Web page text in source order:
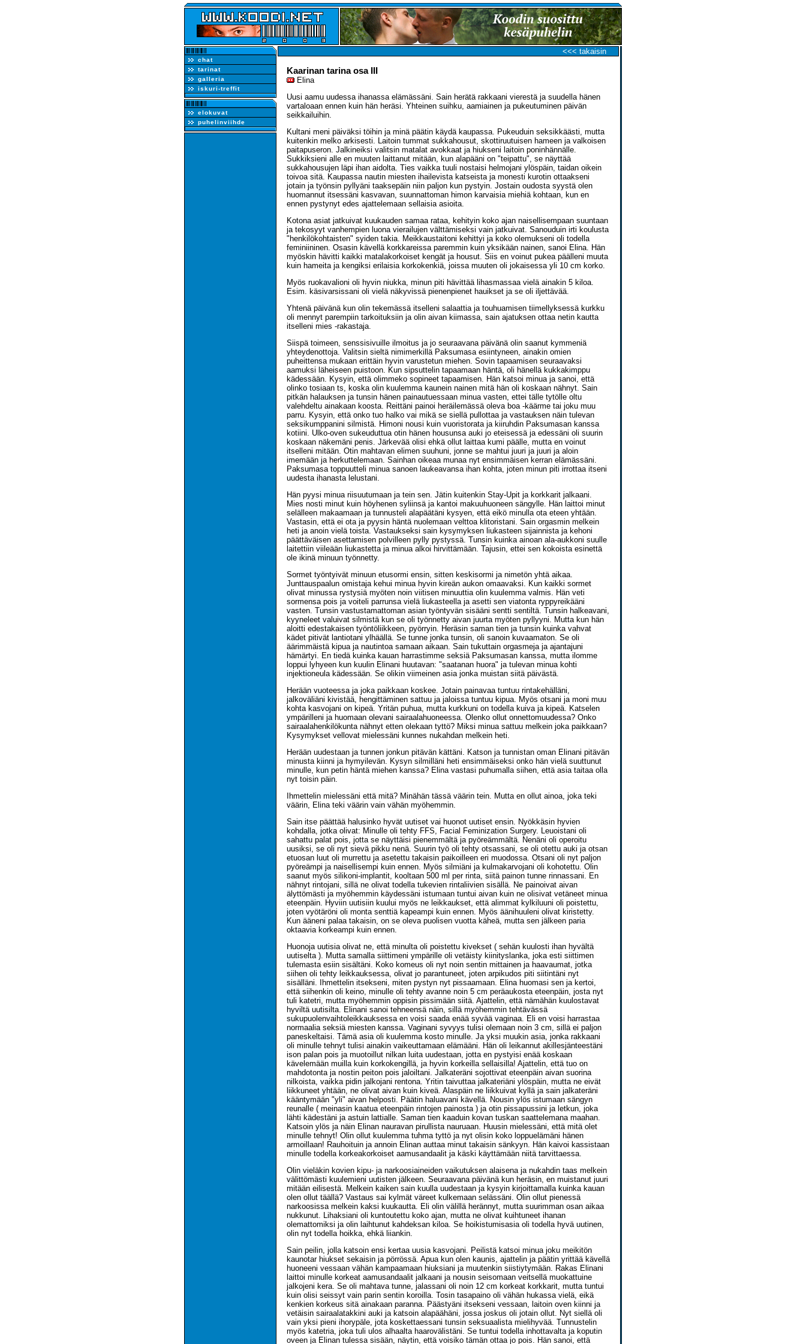
chat
tarinat
galleria
iskuri-treffit
elokuvat
puhelinviihde
<<< takaisin
Kaarinan tarina osa III
Elina
Uusi aamu uudessa ihanassa elämässäni. Sain herätä rakkaani vierestä ja suudella hänen
vartaloaan ennen kuin hän heräsi. Yhteinen suihku, aamiainen ja pukeutuminen päivän
seikkailuihin.
Kultani meni päiväksi töihin ja minä päätin käydä kaupassa. Pukeuduin seksikkäästi, mutta
kuitenkin melko arkisesti. Laitoin tummat sukkahousut, skottiruutuisen hameen ja valkoisen
paitapuseron. Jalkineiksi valitsin matalat avokkaat ja hiukseni laitoin poninhännälle.
Sukkiksieni alle en muuten laittanut mitään, kun alapääni on "teipattu", se näyttää
sukkahousujen läpi ihan aidolta. Ties vaikka tuuli nostaisi helmojani ylöspäin, taidan oikein
toivoa sitä. Kaupassa nautin miesten ihailevista katseista ja monesti kurotin ottaakseni
jotain ja työnsin pyllyäni taaksepäin niin paljon kun pystyin. Jostain oudosta syystä olen
huomannut itsessäni kasvavan, suunnattoman himon karvaisia miehiä kohtaan, kun en
ennen pystynyt edes ajattelemaan sellaisia asioita.
Kotona asiat jatkuivat kuukauden samaa rataa, kehityin koko ajan naisellisempaan suuntaan
ja tekosyyt vanhempien luona vierailujen välttämiseksi vain jatkuivat. Sanouduin irti koulusta
"henkilökohtaisten" syiden takia. Meikkaustaitoni kehittyi ja koko olemukseni oli todella
feminiininen. Osasin kävellä korkkareissa paremmin kuin yksikään nainen, sanoi Elina. Hän
myöskin hävitti kaikki matalakorkoiset kengät ja housut. Siis en voinut pukea päälleni muuta
kuin hameita ja kengiksi erilaisia korkokenkiä, joissa muuten oli jokaisessa yli 10 cm korko.
Myös ruokavalioni oli hyvin niukka, minun piti hävittää lihasmassaa vielä ainakin 5 kiloa.
Esim. käsivarsissani oli vielä näkyvissä pienenpienet hauikset ja se oli iljettävää.
Yhtenä päivänä kun olin tekemässä itselleni salaattia ja touhuamisen tiimellyksessä kurkku
oli mennyt parempiin tarkoituksiin ja olin aivan kiimassa, sain ajatuksen ottaa netin kautta
itselleni mies -rakastaja.
Siispä toimeen, senssisivuille ilmoitus ja jo seuraavana päivänä olin saanut kymmeniä
yhteydenottoja. Valitsin sieltä nimimerkillä Paksumasa esiintyneen, ainakin omien
puheittensa mukaan erittäin hyvin varustetun miehen. Sovin tapaamisen seuraavaksi
aamuksi läheiseen puistoon. Kun sipsuttelin tapaamaan häntä, oli hänellä kukkakimppu
kädessään. Kysyin, että olimmeko sopineet tapaamisen. Hän katsoi minua ja sanoi, että
olinko tosiaan ts, koska olin kuulemma kaunein nainen mitä hän oli koskaan nähnyt. Sain
pitkän halauksen ja tunsin hänen painautuessaan minua vasten, ettei tälle tytölle oltu
valehdeltu ainakaan koosta. Reittäni painoi heräilemässä oleva boa -käärme tai joku muu
parru. Kysyin, että onko tuo halko vai mikä se siellä pullottaa ja vastauksen näin tulevan
seksikumppanini silmistä. Himoni nousi kuin vuoristorata ja kiiruhdin Paksumasan kanssa
kotiini. Ulko-oven sukeuduttua otin hänen housunsa auki jo eteisessä ja edessäni oli suurin
koskaan näkemäni penis. Järkevää olisi ehkä ollut laittaa kumi päälle, mutta en voinut
itselleni mitään. Otin mahtavan elimen suuhuni, jonne se mahtui juuri ja juuri ja aloin
imemään ja herkuttelemaan. Sainhan oikeaa munaa nyt ensimmäisen kerran elämässäni.
Paksumasa toppuutteli minua sanoen laukeavansa ihan kohta, joten minun piti irrottaa itseni
uudesta ihanasta lelustani.
Hän pyysi minua riisuutumaan ja tein sen. Jätin kuitenkin Stay-Upit ja korkkarit jalkaani.
Mies nosti minut kuin höyhenen syliinsä ja kantoi makuuhuoneen sängylle. Hän laittoi minut
selälleen makaamaan ja tunnusteli alapäätäni kysyen, että eikö minulla ota eteen yhtään.
Vastasin, että ei ota ja pyysin häntä nuolemaan velttoa klitoristani. Sain orgasmin melkein
heti ja anoin vielä toista. Vastaukseksi sain kysymyksen liukasteen sijainnista ja kehoni
päättäväisen asettamisen polvilleen pylly pystyssä. Tunsin kuinka ainoan ala-aukkoni suulle
laitettiin viileään liukastetta ja minua alkoi hirvittämään. Tajusin, ettei sen kokoista esinettä
ole ikinä minuun työnnetty.
Sormet työntyivät minuun etusormi ensin, sitten keskisormi ja nimetön yhtä aikaa.
Junttauspaalun omistaja kehui minua hyvin kireän aukon omaavaksi. Kun kaikki sormet
olivat minussa rystysiä myöten noin viitisen minuuttia olin kuulemma valmis. Hän veti
sormensa pois ja voiteli parrunsa vielä liukasteella ja asetti sen viatonta ryppyreikääni
vasten. Tunsin vastustamattoman asian työntyvän sisääni sentti sentiltä. Tunsin halkeavani,
kyyneleet valuivat silmistä kun se oli työnnetty aivan juurta myöten pyllyyni. Mutta kun hän
aloitti edestakaisen työntöliikkeen, pyörryin. Heräsin saman tien ja tunsin kuinka vahvat
kädet pitivät lantiotani ylhäällä. Se tunne jonka tunsin, oli sanoin kuvaamaton. Se oli
äärimmäistä kipua ja nautintoa samaan aikaan. Sain tukuttain orgasmeja ja ajantajuni
hämärtyi. En tiedä kuinka kauan harrastimme seksiä Paksumasan kanssa, mutta ilomme
loppui lyhyeen kun kuulin Elinani huutavan: "saatanan huora" ja tulevan minua kohti
injektioneula kädessään. Se olikin viimeinen asia jonka muistan siitä päivästä.
Herään vuoteessa ja joka paikkaan koskee. Jotain painavaa tuntuu rintakehälläni,
jalkoväliäni kivistää, hengittäminen sattuu ja jaloissa tuntuu kipua. Myös otsani ja moni muu
kohta kasvojani on kipeä. Yritän puhua, mutta kurkkuni on todella kuiva ja kipeä. Katselen
ympärilleni ja huomaan olevani sairaalahuoneessa. Olenko ollut onnettomuudessa? Onko
sairaalahenkilökunta nähnyt etten olekaan tyttö? Miksi minua sattuu melkein joka paikkaan?
Kysymykset vellovat mielessäni kunnes nukahdan melkein heti.
Herään uudestaan ja tunnen jonkun pitävän kättäni. Katson ja tunnistan oman Elinani pitävän
minusta kiinni ja hymyilevän. Kysyn silmilläni heti ensimmäiseksi onko hän vielä suuttunut
minulle, kun petin häntä miehen kanssa? Elina vastasi puhumalla siihen, että asia taitaa olla
nyt toisin päin.
Ihmettelin mielessäni että mitä? Minähän tässä väärin tein. Mutta en ollut ainoa, joka teki
väärin, Elina teki väärin vain vähän myöhemmin.
Sain itse päättää halusinko hyvät uutiset vai huonot uutiset ensin. Nyökkäsin hyvien
kohdalla, jotka olivat: Minulle oli tehty FFS, Facial Feminization Surgery. Leuoistani oli
sahattu palat pois, jotta se näyttäisi pienemmältä ja pyöreämmältä. Nenäni oli operoitu
uusiksi, se oli nyt sievä pikku nenä. Suurin työ oli tehty otsassani, se oli otettu auki ja otsan
etuosan luut oli murrettu ja asetettu takaisin paikoilleen eri muodossa. Otsani oli nyt paljon
pyöreämpi ja naisellisempi kuin ennen. Myös silmiäni ja kulmakarvojani oli kohotettu. Olin
saanut myös silikoni-implantit, kooltaan 500 ml per rinta, siitä painon tunne rinnassani. En
nähnyt rintojani, sillä ne olivat todella tukevien rintaliivien sisällä. Ne painoivat aivan
älyttömästi ja myöhemmin käydessäni istumaan tuntui aivan kuin ne olisivat vetäneet minua
eteenpäin. Hyviin uutisiin kuului myös ne leikkaukset, että alimmat kylkiluuni oli poistettu,
joten vyötäröni oli monta senttiä kapeampi kuin ennen. Myös äänihuuleni olivat kiristetty.
Kun ääneni palaa takaisin, on se oleva puolisen vuotta käheä, mutta sen jälkeen paria
oktaavia korkeampi kuin ennen.
Huonoja uutisia olivat ne, että minulta oli poistettu kivekset ( sehän kuulosti ihan hyvältä
uutiselta ). Mutta samalla siittimeni ympärille oli vetäisty kiinityslanka, joka esti siittimen
tulemasta esiin sisältäni. Koko komeus oli nyt noin sentin mittainen ja haavaumat, jotka
siihen oli tehty leikkauksessa, olivat jo parantuneet, joten arpikudos piti siitintäni nyt
sisälläni. Ihmettelin itsekseni, miten pystyn nyt pissaamaan. Elina huomasi sen ja kertoi,
että siihenkin oli keino, minulle oli tehty avanne noin 5 cm peräaukosta eteenpäin, josta nyt
tuli katetri, mutta myöhemmin oppisin pissimään siitä. Ajattelin, että nämähän kuulostavat
hyviltä uutisilta. Elinani sanoi tehneensä näin, sillä myöhemmin tehtävässä
sukupuolenvaihtoleikkauksessa en voisi saada enää syvää vaginaa. Eli en voisi harrastaa
normaalia seksiä miesten kanssa. Vaginani syvyys tulisi olemaan noin 3 cm, sillä ei paljon
paneskeltaisi. Tämä asia oli kuulemma kosto minulle. Ja yksi muukin asia, jonka rakkaani
oli minulle tehnyt tulisi ainakin vaikeuttamaan elämääni. Hän oli leikannut akillesjänteestäni
ison palan pois ja muotoillut nilkan luita uudestaan, jotta en pystyisi enää koskaan
kävelemään muilla kuin korkokengillä, ja hyvin korkeilla sellaisilla! Ajattelin, että tuo on
mahdotonta ja nostin peiton pois jaloiltani. Jalkateräni sojottivat eteenpäin aivan suorina
nilkoista, vaikka pidin jalkojani rentona. Yritin taivuttaa jalkateriäni ylöspäin, mutta ne eivät
liikkuneet yhtään, ne olivat aivan kuin kiveä. Alaspäin ne liikkuivat kyllä ja sain jalkateräni
kääntymään "yli" aivan helposti. Päätin haluavani kävellä. Nousin ylös istumaan sängyn
reunalle ( meinasin kaatua eteenpäin rintojen painosta ) ja otin pissapussini ja letkun, joka
lähti kädestäni ja astuin lattialle. Saman tien kaaduin kovan tuskan saattelemana maahan.
Katsoin ylös ja näin Elinan nauravan pirullista nauruaan. Huusin mielessäni, että mitä olet
minulle tehnyt! Olin ollut kuulemma tuhma tyttö ja nyt olisin koko loppuelämäni hänen
armoillaan! Rauhoituin ja annoin Elinan auttaa minut takaisin sänkyyn. Hän kaivoi kassistaan
minulle todella korkeakorkoiset aamusandaalit ja käski käyttämään niitä tarvittaessa.
Olin vieläkin kovien kipu- ja narkoosiaineiden vaikutuksen alaisena ja nukahdin taas melkein
välittömästi kuulemieni uutisten jälkeen. Seuraavana päivänä kun heräsin, en muistanut juuri
mitään eilisestä. Melkein kaiken sain kuulla uudestaan ja kysyin kirjoittamalla kuinka kauan
olen ollut täällä? Vastaus sai kylmät väreet kulkemaan selässäni. Olin ollut pienessä
narkoosissa melkein kaksi kuukautta. Eli olin välillä herännyt, mutta suurimman osan aikaa
nukkunut. Lihaksiani oli kuntoutettu koko ajan, mutta ne olivat kuihtuneet ihanan
olemattomiksi ja olin laihtunut kahdeksan kiloa. Se hoikistumisasia oli todella hyvä uutinen,
olin nyt todella hoikka, ehkä liiankin.
Sain peilin, jolla katsoin ensi kertaa uusia kasvojani. Peilistä katsoi minua joku meikitön
kaunotar hiukset sekaisin ja pörrössä. Apua kun olen kaunis, ajattelin ja päätin yrittää kävellä
huoneeni vessaan vähän kampaamaan hiuksiani ja muutenkin siistiytymään. Rakas Elinani
laittoi minulle korkeat aamusandaalit jalkaani ja nousin seisomaan veitsellä muokattuine
jalkojeni kera. Se oli mahtava tunne, jalassani oli noin 12 cm korkeat korkkarit, mutta tuntui
kuin olisi seissyt vain parin sentin koroilla. Tosin tasapaino oli vähän hukassa vielä, eikä
kenkien korkeus sitä ainakaan paranna. Päästyäni itsekseni vessaan, laitoin oven kiinni ja
vetäisin sairaalatakkini auki ja katsoin alapäähäni, jossa joskus oli jotain ollut. Nyt siellä oli
vain yksi pieni ihorypäle, jota koskettaessani tunsin seksuaalista mielihyvää. Tunnustelin
myös katetria, joka tuli ulos alhaalta haarovälistäni. Se tuntui todella inhottavalta ja koputin
oveen ja Elinan tulessa sisään, näytin, että voisiko tämän ottaa jo pois. Hän sanoi, että